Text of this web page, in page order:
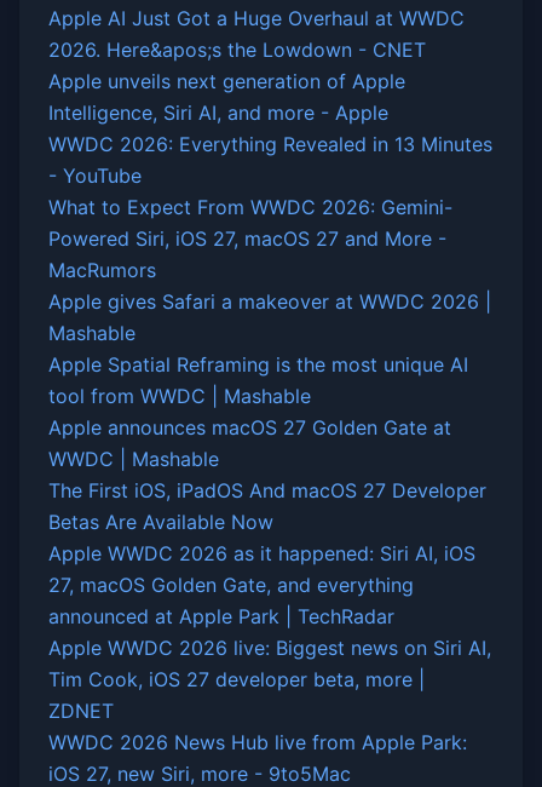
Apple AI Just Got a Huge Overhaul at WWDC
2026. Here&apos;s the Lowdown - CNET
Apple unveils next generation of Apple
Intelligence, Siri AI, and more - Apple
WWDC 2026: Everything Revealed in 13 Minutes
- YouTube
What to Expect From WWDC 2026: Gemini-
Powered Siri, iOS 27, macOS 27 and More -
MacRumors
Apple gives Safari a makeover at WWDC 2026 |
Mashable
Apple Spatial Reframing is the most unique AI
tool from WWDC | Mashable
Apple announces macOS 27 Golden Gate at
WWDC | Mashable
The First iOS, iPadOS And macOS 27 Developer
Betas Are Available Now
Apple WWDC 2026 as it happened: Siri AI, iOS
27, macOS Golden Gate, and everything
announced at Apple Park | TechRadar
Apple WWDC 2026 live: Biggest news on Siri AI,
Tim Cook, iOS 27 developer beta, more |
ZDNET
WWDC 2026 News Hub live from Apple Park:
iOS 27, new Siri, more - 9to5Mac